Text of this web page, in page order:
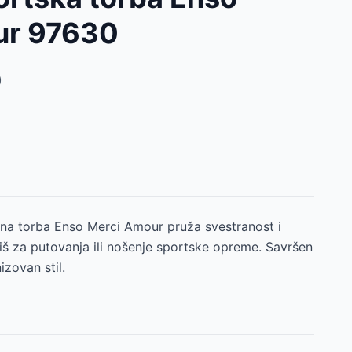
97630
torba Enso Merci Amour pruža svestranost i
za putovanja ili nošenje sportske opreme. Savršen
stil.